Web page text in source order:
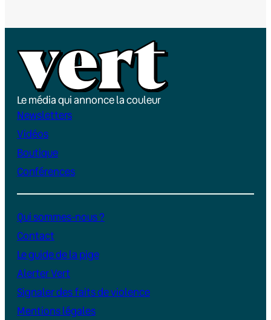
Le média qui annonce la couleur
Newsletters
Vidéos
Boutique
Conférences
Qui sommes-nous ?
Contact
Le guide de la pige
Alerter Vert
Signaler des faits de violence
Mentions légales